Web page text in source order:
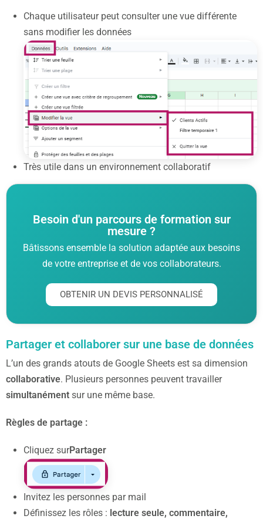
Chaque utilisateur peut consulter une vue différente
sans modifier les données
Très utile dans un environnement collaboratif
Besoin d'un parcours de formation sur
mesure ?
Bâtissons ensemble la solution adaptée aux besoins
de votre entreprise et de vos collaborateurs.
OBTENIR UN DEVIS PERSONNALISÉ
Partager et collaborer sur une base de données
L’un des grands atouts de Google Sheets est sa dimension
collaborative. Plusieurs personnes peuvent travailler
simultanément sur une même base.
Règles de partage :
Cliquez surPartager
Invitez les personnes par mail
Définissez les rôles : lecture seule, commentaire,